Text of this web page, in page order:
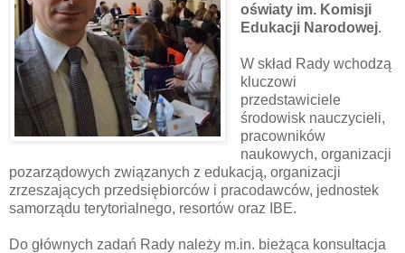
oświaty im. Komisji
Edukacji Narodowej.
W skład Rady wchodzą
kluczowi
przedstawiciele
środowisk nauczycieli,
pracowników
naukowych, organizacji
pozarządowych związanych z edukacją, organizacji
zrzeszających przedsiębiorców i pracodawców, jednostek
samorządu terytorialnego, resortów oraz IBE.
Do głównych zadań Rady należy m.in. bieżąca konsultacja